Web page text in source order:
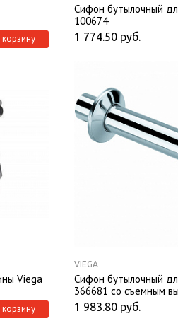
Сифон бутылочный
100674
1 774.50 руб.
Viega
VIEGA
Сифон бутылочный
366681 со съемным
1 983.80 руб.